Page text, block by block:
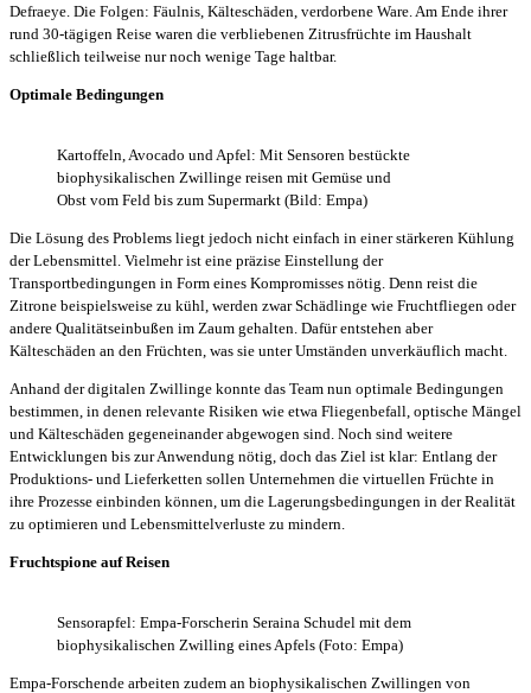
Defraeye. Die Folgen: Fäulnis, Kälteschäden, verdorbene Ware. Am Ende ihrer
rund 30-tägigen Reise waren die verbliebenen Zitrusfrüchte im Haushalt
schließlich teilweise nur noch wenige Tage haltbar.
Optimale Bedingungen
Kartoffeln, Avocado und Apfel: Mit Sensoren bestückte
biophysikalischen Zwillinge reisen mit Gemüse und
Obst vom Feld bis zum Supermarkt (Bild: Empa)
Die Lösung des Problems liegt jedoch nicht einfach in einer stärkeren Kühlung
der Lebensmittel. Vielmehr ist eine präzise Einstellung der
Transportbedingungen in Form eines Kompromisses nötig. Denn reist die
Zitrone beispielsweise zu kühl, werden zwar Schädlinge wie Fruchtfliegen oder
andere Qualitätseinbußen im Zaum gehalten. Dafür entstehen aber
Kälteschäden an den Früchten, was sie unter Umständen unverkäuflich macht.
Anhand der digitalen Zwillinge konnte das Team nun optimale Bedingungen
bestimmen, in denen relevante Risiken wie etwa Fliegenbefall, optische Mängel
und Kälteschäden gegeneinander abgewogen sind. Noch sind weitere
Entwicklungen bis zur Anwendung nötig, doch das Ziel ist klar: Entlang der
Produktions- und Lieferketten sollen Unternehmen die virtuellen Früchte in
ihre Prozesse einbinden können, um die Lagerungsbedingungen in der Realität
zu optimieren und Lebensmittelverluste zu mindern.
Fruchtspione auf Reisen
Sensorapfel: Empa-Forscherin Seraina Schudel mit dem
biophysikalischen Zwilling eines Apfels (Foto: Empa)
Empa-Forschende arbeiten zudem an biophysikalischen Zwillingen von